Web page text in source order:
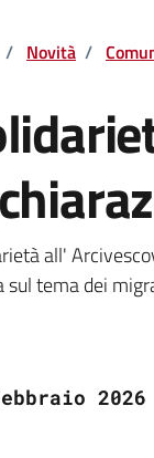
/ Novità /
all'
sul tema dei
2026